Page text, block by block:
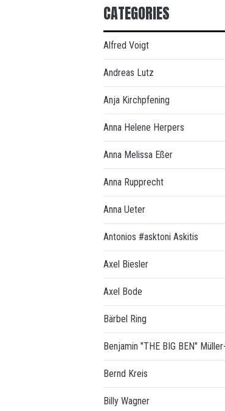
CATEGORIES
Alfred Voigt
Andreas Lutz
Anja Kirchpfening
Anna Helene Herpers
Anna Melissa Eßer
Anna Rupprecht
Anna Ueter
Antonios #asktoni Askitis
Axel Biesler
Axel Bode
Bärbel Ring
Benjamin "THE BIG BEN"
Bernd Kreis
Billy Wagner